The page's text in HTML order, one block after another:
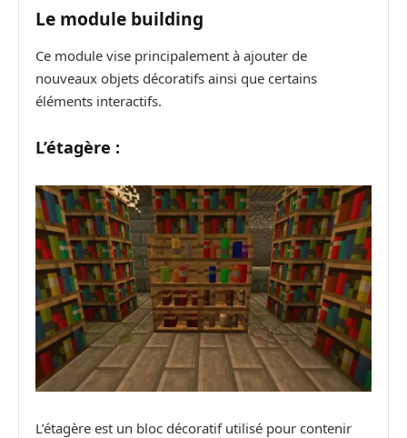
Le module building
Ce module vise principalement à ajouter de
nouveaux objets décoratifs ainsi que certains
éléments interactifs.
L’étagère :
L’étagère est un bloc décoratif utilisé pour contenir